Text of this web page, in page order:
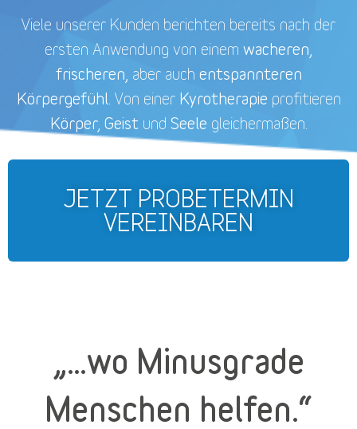
Viele unserer Kunden berichten bereits nach der
ersten Anwendung von einem wacheren,
frischeren, aber auch entspannteren
Körpergefühl. Von einer Kyrotherapie profitieren
Körper, Geistund Seele gleichermaßen.
JETZT PROBETERMIN
VEREINBAREN
„…wo Minusgrade
Menschen helfen.“